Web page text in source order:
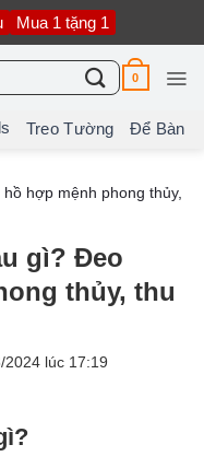
Mua 1 tặng 1
0
Treo Tường Để Bàn
hợp mệnh phong thủy,
gì? Đeo
thủy, thu
2024 lúc 17:19